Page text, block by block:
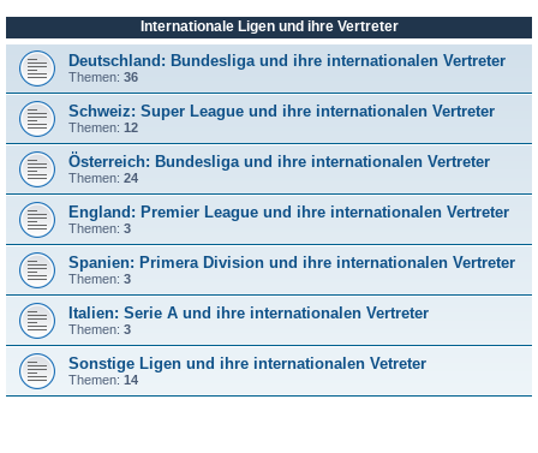
Internationale Ligen und ihre Vertreter
Deutschland: Bundesliga und ihre internationalen Vertreter
Themen: 36
Schweiz: Super League und ihre internationalen Vertreter
Themen: 12
Österreich: Bundesliga und ihre internationalen Vertreter
Themen: 24
England: Premier League und ihre internationalen Vertreter
Themen: 3
Spanien: Primera Division und ihre internationalen Vertreter
Themen: 3
Italien: Serie A und ihre internationalen Vertreter
Themen: 3
Sonstige Ligen und ihre internationalen Vetreter
Themen: 14